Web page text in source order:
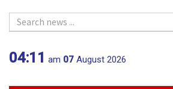
04:11 am 07 August 2026